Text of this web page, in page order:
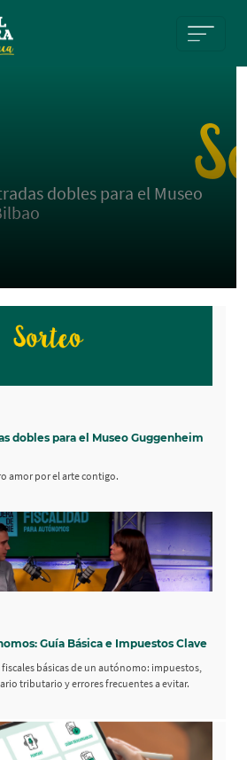
dobles para el Museo
dobles para el Museo Guggenheim
amor por el arte contigo.
Guía Básica e Impuestos Clave
básicas de un autónomo: impuestos,
tributario y errores frecuentes a evitar.